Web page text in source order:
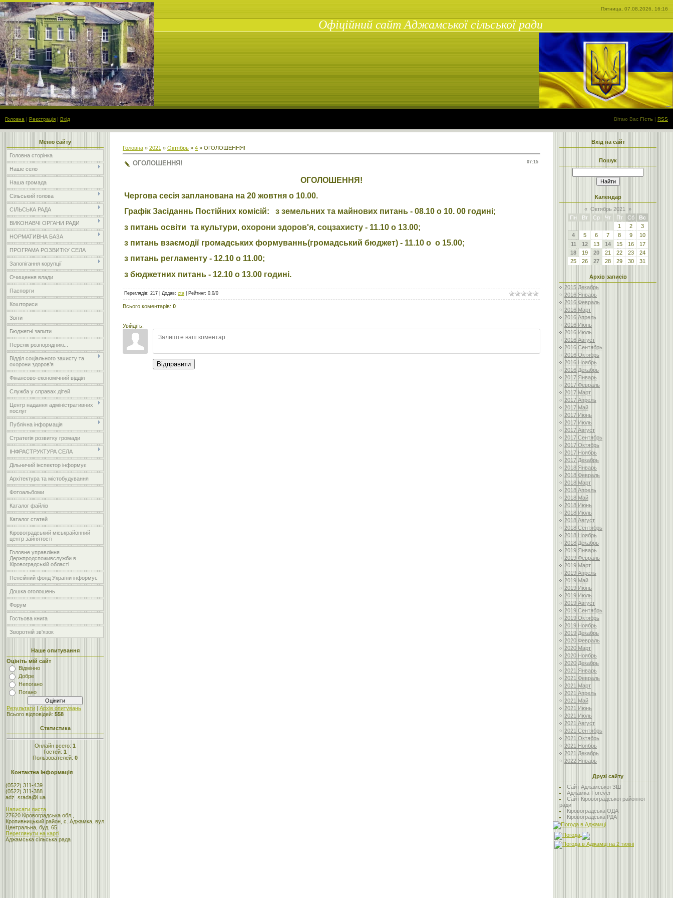
Пятница, 07.08.2026, 16:16
Офіційний сайт Аджамської сільської ради
Головна | Реєстрація | Вхід Вітаю Вас Гість | RSS
Меню сайту
Головна сторінка
Наше село
Наша громада
Сільський голова
СІЛЬСЬКА РАДА
ВИКОНАВЧІ ОРГАНИ РАДИ
НОРМАТИВНА БАЗА
ПРОГРАМА РОЗВИТКУ СЕЛА
Запопігання корупції
Очищення влади
Паспорти
Кошториси
Звіти
Бюджетні запити
Перелік розпорядникі...
Відділ соціального захисту та
охорони здоров’я
Фінансово-економічний відділ
Служба у справах дітей
Центр надання адміністративних
послуг
Публічна інформація
Стратегія розвитку громади
ІНФРАСТРУКТУРА СЕЛА
Дільничий інспектор інформує
Архітектура та містобудування
Фотоальбоми
Каталог файлів
Каталог статей
Кіровоградський міськрайонний
центр зайнятості
Головне управління
Держпродспоживслужби в
Кіровоградській області
Пенсійний фонд України інформує
Дошка оголошень
Форум
Гостьова книга
Зворотній зв'язок
Наше опитування
Оцініть мій сайт
Відмінно
Добре
Непогано
Погано
Результати | Архів опитувань
Всього відповідей: 558
Статистика
Онлайн всего: 1
Гостей: 1
Пользователей: 0
Контактна інформація
(0522) 311-439
(0522) 311-388
adz_srada@i.ua
Написати листа
27620 Кіровоградська обл.,
Кропивницький район, с. Аджамка, вул.
Центральна, буд. 65
Переглянути на карті
Аджамська сільська рада
Головна » 2021 » Октябрь » 4 » ОГОЛОШЕННЯ!
07:15
ОГОЛОШЕННЯ!
ОГОЛОШЕННЯ!
Чергова сесія запланована на 20 жовтня о 10.00.
Графік Засіданнь Постійних комісій: з земельних та майнових питань - 08.10 о 10. 00 годині;
з питань освіти та культури, охорони здоров'я, соцзахисту - 11.10 о 13.00;
з питань взаємодії громадських формуваннь(громадський бюджет) - 11.10 о о 15.00;
з питань регламенту - 12.10 о 11.00;
з бюджетних питань - 12.10 о 13.00 годині.
Переглядів: 217 Додав: zta Рейтинг: 0.0/0
Всього коментарів: 0
Увійдіть:
Відправити
Вхід на сайт
Пошук
Календар
« Октябрь 2021
»
Пн
Вт Ср Чт Пт Сб
Вс
1
2
3
4
5 6 7 8 9
10
11
12 13 14 15 16
17
18
19 20 21 22 23
24
25
26 27 28 29 30 31
Архів записів
2015 Декабрь
2016 Январь
2016 Февраль
2016 Март
2016 Апрель
2016 Июнь
2016 Июль
2016 Август
2016 Сентябрь
2016 Октябрь
2016 Ноябрь
2016 Декабрь
2017 Январь
2017 Февраль
2017 Март
2017 Апрель
2017 Май
2017 Июнь
2017 Июль
2017 Август
2017 Сентябрь
2017 Октябрь
2017 Ноябрь
2017 Декабрь
2018 Январь
2018 Февраль
2018 Март
2018 Апрель
2018 Май
2018 Июнь
2018 Июль
2018 Август
2018 Сентябрь
2018 Ноябрь
2018 Декабрь
2019 Январь
2019 Февраль
2019 Март
2019 Апрель
2019 Май
2019 Июнь
2019 Июль
2019 Август
2019 Сентябрь
2019 Октябрь
2019 Ноябрь
2019 Декабрь
2020 Февраль
2020 Март
2020 Ноябрь
2020 Декабрь
2021 Январь
2021 Февраль
2021 Март
2021 Апрель
2021 Май
2021 Июнь
2021 Июль
2021 Август
2021 Сентябрь
2021 Октябрь
2021 Ноябрь
2021 Декабрь
2022 Январь
Друзі сайту
Сайт Аджамської ЗШ
Аджамка-Forever
Сайт Кіровоградської районної
ради
Кіровоградська ОДА
Кіровоградська РДА